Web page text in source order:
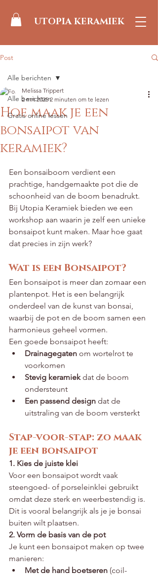
UTOPIA KERAMIEK
Post
Alle berichten
Gratis online lessen
Alle berichten
Hoe maak je een
bonsaipot van
keramiek?
Melissa Trippert
2 mrt 2025 2 minuten om te lezen
Een bonsaiboom verdient een
prachtige, handgemaakte pot die de
schoonheid van de boom benadrukt.
Bij Utopia Keramiek bieden we een
workshop aan waarin je zelf een unieke
bonsaipot kunt maken. Maar hoe gaat
dat precies in zijn werk?
Wat is een Bonsaipot?
Een bonsaipot is meer dan zomaar een
plantenpot. Het is een belangrijk
onderdeel van de kunst van bonsai,
waarbij de pot en de boom samen een
harmonieus geheel vormen.
Een goede bonsaipot heeft:
Drainagegaten om wortelrot te
voorkomen
Stevig keramiek dat de boom
ondersteunt
Een passend design dat de
uitstraling van de boom versterkt
Stap-voor-stap: zo maak
je een bonsaipot
1. Kies de juiste klei
Voor een bonsaipot wordt vaak
steengoed- of porseleinklei gebruikt
omdat deze sterk en weerbestendig is.
Dit is vooral belangrijk als je je bonsai
buiten wilt plaatsen.
2. Vorm de basis van de pot
Je kunt een bonsaipot maken op twee
manieren:
Met de hand boetseren (coil-